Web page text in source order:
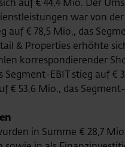
auf € 44,4 Mio. Der
war von
auf € 78,5 Mio., das
& Properties erhöhte
korrespondierender
Segment-EBIT stieg auf €
€ 53,6 Mio., das
in Summe € 28,7